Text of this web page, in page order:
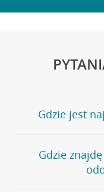
Gdzie jest
Jeśli szukasz
stronęPlacówki i
wygodna
Gdzie